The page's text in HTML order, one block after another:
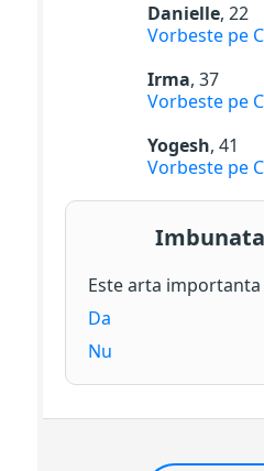
Danielle, 22
Vorbeste pe
Irma, 37
Vorbeste pe
Yogesh, 41
Vorbeste pe
Este arta
Da
Nu